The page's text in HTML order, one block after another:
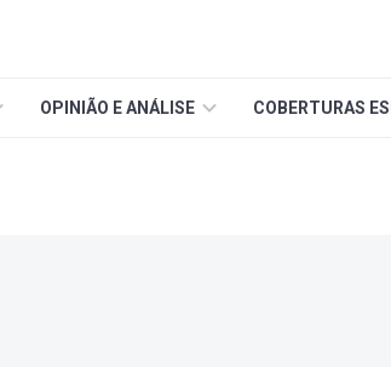
OPINIÃO E ANÁLISE COBERTURAS